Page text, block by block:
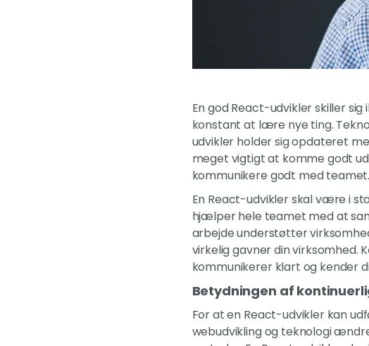
En god React-udvikler skiller
konstant at lære nye ting.
udvikler holder sig opdateret
meget vigtigt at komme godt
kommunikere godt med teamet.
En React-udvikler skal være i
hjælper hele teamet med at
arbejde understøtter
virkelig gavner din virksomhed.
kommunikerer klart og kender
Betydningen af
For at en React-udvikler kan
webudvikling og teknologi